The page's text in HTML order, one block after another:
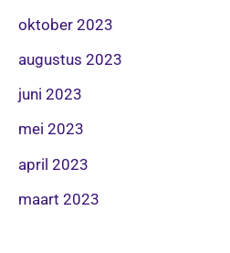
oktober 2023
augustus 2023
juni 2023
mei 2023
april 2023
maart 2023